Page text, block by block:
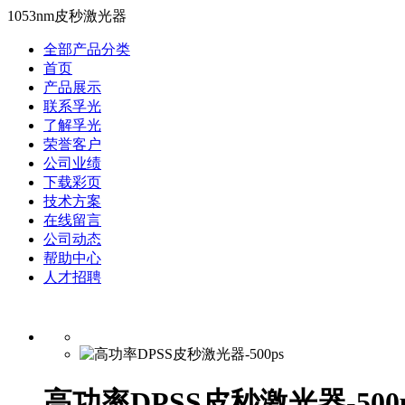
1053nm皮秒激光器
全部产品分类
首页
产品展示
联系孚光
了解孚光
荣誉客户
公司业绩
下载彩页
技术方案
在线留言
公司动态
帮助中心
人才招聘